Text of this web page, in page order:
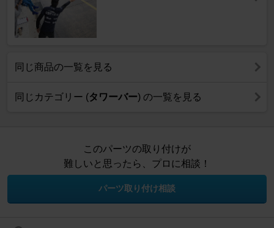
同じ商品の一覧を見る
同じカテゴリー (タワーバー) の一覧を見る
このパーツの取り付けが
難しいと思ったら、プロに相談！
パーツ取り付け相談